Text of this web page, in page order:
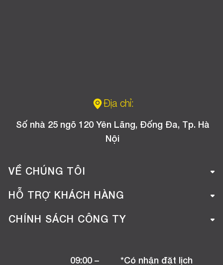
Địa chỉ:
Số nhà 25 ngõ 120 Yên Lãng, Đống Đa, Tp. Hà
Nội
VỀ CHÚNG TÔI
Giới thiệu công ty
Tuyển dụng
HỖ TRỢ KHÁCH HÀNG
Hướng dẫn mua hàng online
Chương trình khuyến mãi
CHÍNH SÁCH CÔNG TY
Chính sách bảo hành09:00 – *Có nhận đặt lịch